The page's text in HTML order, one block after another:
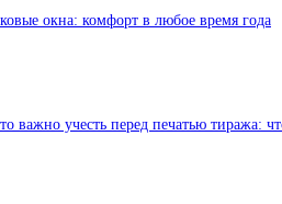
окна: комфорт в любое время года
важно учесть перед печатью тиража: